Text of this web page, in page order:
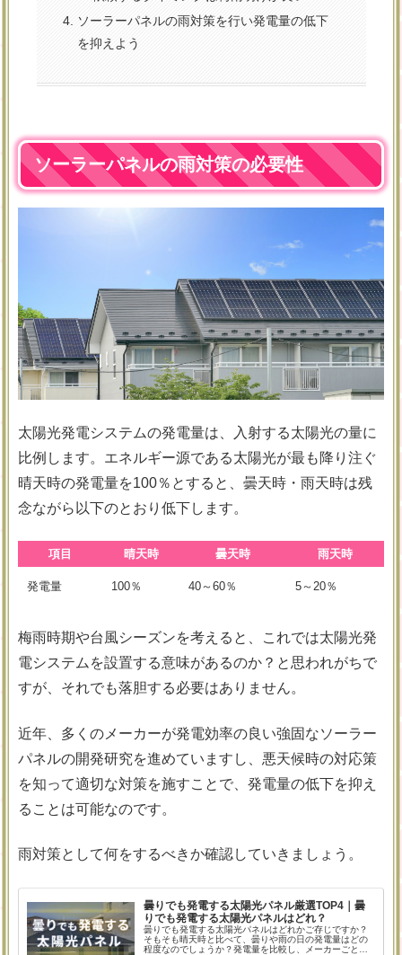
ソーラーパネルの雨対策を行い発電量の低下
を抑えよう
ソーラーパネルの雨対策の必要性
太陽光発電システムの発電量は、入射する太陽光の量に
比例します。エネルギー源である太陽光が最も降り注ぐ
晴天時の発電量を100％とすると、曇天時・雨天時は残
念ながら以下のとおり低下します。
項目 晴天時 曇天時 雨天時
発電量 100％ 40～60％ 5～20％
梅雨時期や台風シーズンを考えると、これでは太陽光発
電システムを設置する意味があるのか？と思われがちで
すが、それでも落胆する必要はありません。
近年、多くのメーカーが発電効率の良い強固なソーラー
パネルの開発研究を進めていますし、悪天候時の対応策
を知って適切な対策を施すことで、発電量の低下を抑え
ることは可能なのです。
雨対策として何をするべきか確認していきましょう。
曇りでも発電する太陽光パネル厳選TOP4｜曇
りでも発電する太陽光パネルはどれ？
曇りでも発電する太陽光パネルはどれかご存じですか？
そもそも晴天時と比べて、曇りや雨の日の発電量はどの
程度なのでしょうか？発電量を比較し、メーカーごとの